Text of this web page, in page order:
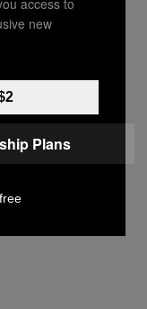
er gravid.
new
Plans